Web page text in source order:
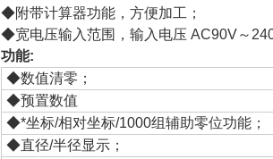
◆附带计算器功能，方便加工；
◆宽电压输入范围，输入电压 AC90V～
功能:
◆数值清零；
◆预置数值
◆*坐标/相对坐标/1000组辅助零位功能；
◆直径/半径显示；